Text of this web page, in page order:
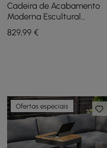
Cadeira de Acabamento
Moderna Escultural
Canelada com Rotação de
360 Graus para Exterior em
829,99 €
Ofertas especiais